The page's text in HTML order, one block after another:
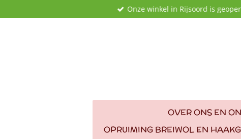
direct
Onze winkel in Rijsoord is
OVER ONS EN
OPRUIMING BREIWOL EN